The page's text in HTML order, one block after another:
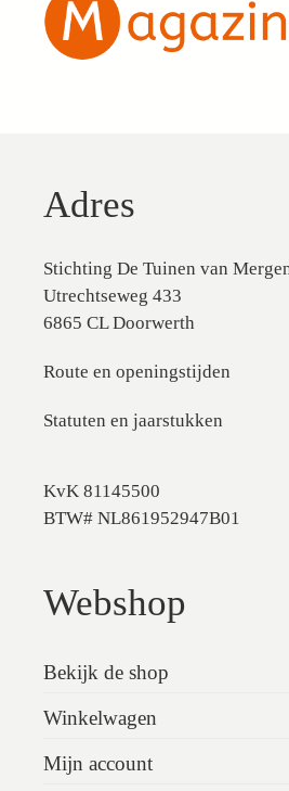
Adres
Stichting De Tuinen van
Utrechtseweg 433
6865 CL Doorwerth
Route en openingstijden
Statuten en jaarstukken
KvK 81145500
BTW# NL861952947B01
Webshop
Bekijk de shop
Winkelwagen
Mijn account